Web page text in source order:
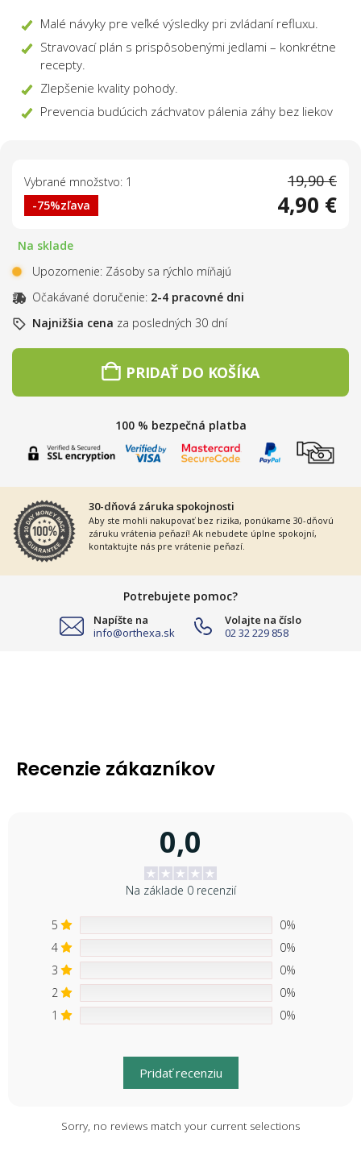
Malé návyky pre veľké výsledky pri zvládaní refluxu.
Stravovací plán s prispôsobenými jedlami – konkrétne
recepty.
Zlepšenie kvality pohody.
Prevencia budúcich záchvatov pálenia záhy bez liekov
Vybrané množstvo: 1
-75%zľava
19,90 €
4,90 €
Na sklade
Upozornenie: Zásoby sa rýchlo míňajú
Očakávané doručenie: 2-4 pracovné dni
Najnižšia cena za posledných 30 dní
PRIDAŤ DO KOŠÍKA
100 % bezpečná platba
30-dňová záruka spokojnosti
Aby ste mohli nakupovať bez rizika, ponúkame 30-dňovú
záruku vrátenia peňazí! Ak nebudete úplne spokojní,
kontaktujte nás pre vrátenie peňazí.
Potrebujete pomoc?
Napíšte na
info@orthexa.sk
Volajte na číslo
02 32 229 858
Recenzie zákazníkov
0,0
Na základe 0 recenzií
5
0%
4
0%
3
0%
2
0%
1
0%
Pridať recenziu
Sorry, no reviews match your current selections